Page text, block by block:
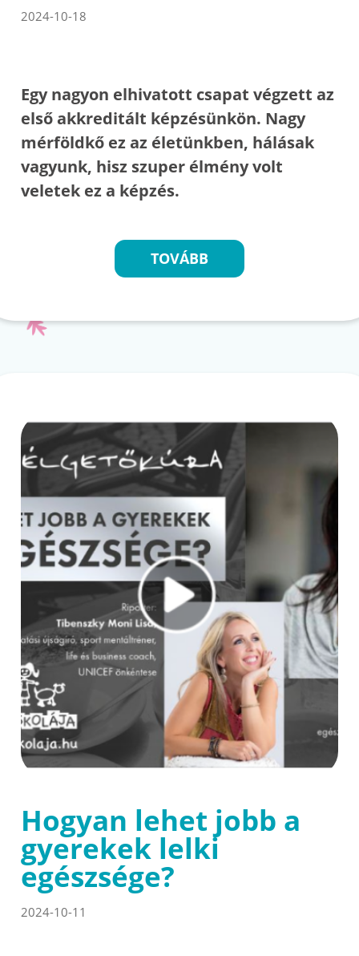
2024-10-18
Egy nagyon elhivatott csapat végzett az
első akkreditált képzésünkön. Nagy
mérföldkő ez az életünkben, hálásak
vagyunk, hisz szuper élmény volt
veletek ez a képzés.
TOVÁBB
Hogyan lehet jobb a
gyerekek lelki
egészsége?
2024-10-11